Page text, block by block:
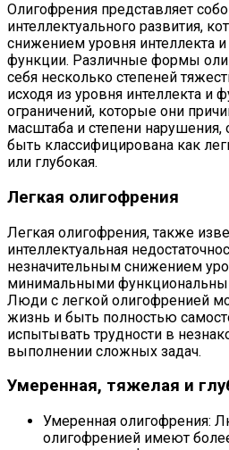
Олигофрения представляет
интеллектуального развития,
снижением уровня интеллекта и
функции. Различные формы
себя несколько степеней
исходя из уровня интеллекта и
ограничений, которые они
масштаба и степени
быть классифицирована как
или глубокая.
Легкая олигофрения
Легкая олигофрения, также
интеллектуальная
незначительным снижением
минимальными
Люди с легкой олигофренией
жизнь и быть полностью
испытывать трудности в
выполнении сложных задач.
Умеренная, тяжелая и
Умеренная олигофрения:
олигофренией имеют